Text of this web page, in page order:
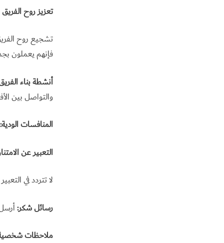
تعزيز روح الفريق
تشجيع روح
فإنهم يعملون
أنشطة بناء
والتواصل بين
المنافسات الودية:
التعبير عن
لا تتردد في
رسائل شكر:
ملاحظات